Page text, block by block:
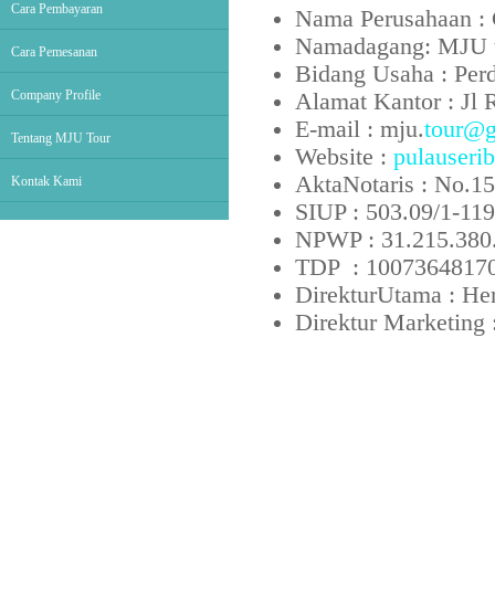
Cara Pembayaran
Cara Pemesanan
Company Profile
Tentang MJU Tour
Kontak Kami
Nama Perusahaan
Namadagang:
Bidang Usaha :
Alamat Kantor : Jl
E-mail : mju.
Website :
AktaNotaris :
SIUP : 503.09/1-
NPWP :
TDP :
DirekturUtama :
Direktur Marketing